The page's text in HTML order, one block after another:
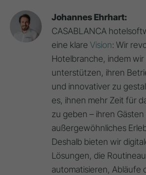
Johannes Ehrhart:
CASABLANCA
eine klare Vision: Wir
Hotelbranche, indem
unterstützen, ihren
und innovativer zu
es, ihnen mehr Zeit für
zu geben – ihren Gästen
außergewöhnliches
Deshalb bieten wir
Lösungen, die
automatisieren, Abläufe